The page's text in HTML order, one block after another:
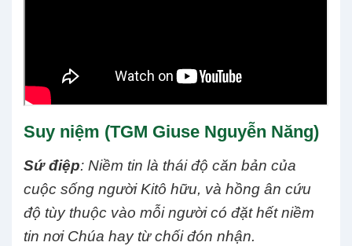
Suy niệm (TGM Giuse Nguyễn Năng)
Sứ điệp: Niềm tin là thái độ căn bản của
cuộc sống người Kitô hữu, và hồng ân cứu
độ tùy thuộc vào mỗi người có đặt hết niềm
tin nơi Chúa hay từ chối đón nhận.